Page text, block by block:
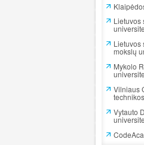
Lietuvos
Lietuvos
mokslų
Mykolo
Vilniaus
Vytauto